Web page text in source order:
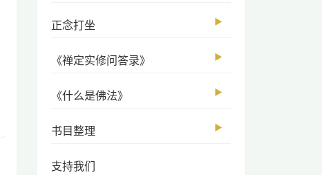
正念打坐 ▶
《禅定实修问答录》 ▶
《什么是佛法》 ▶
书目整理 ▶
支持我们